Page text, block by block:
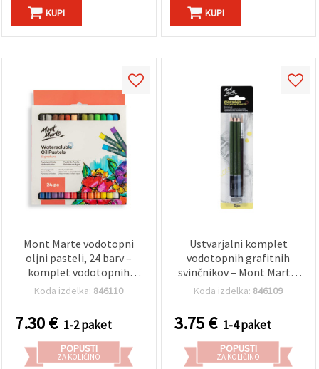
KUPI KUPI
Mont Marte vodotopni
oljni pasteli, 24 barv –
komplet vodotopnih
oljnih pastelov
Koda izdelka: 846110
7.30€ 1-2 paket
POPUSTI
ZA KOLIČINO
Ustvarjalni komplet
vodotopnih grafitnih
svinčnikov – Mont Marte,
5 kosov
Koda izdelka: 846109
3.75€ 1-4 paket
POPUSTI
ZA KOLIČINO